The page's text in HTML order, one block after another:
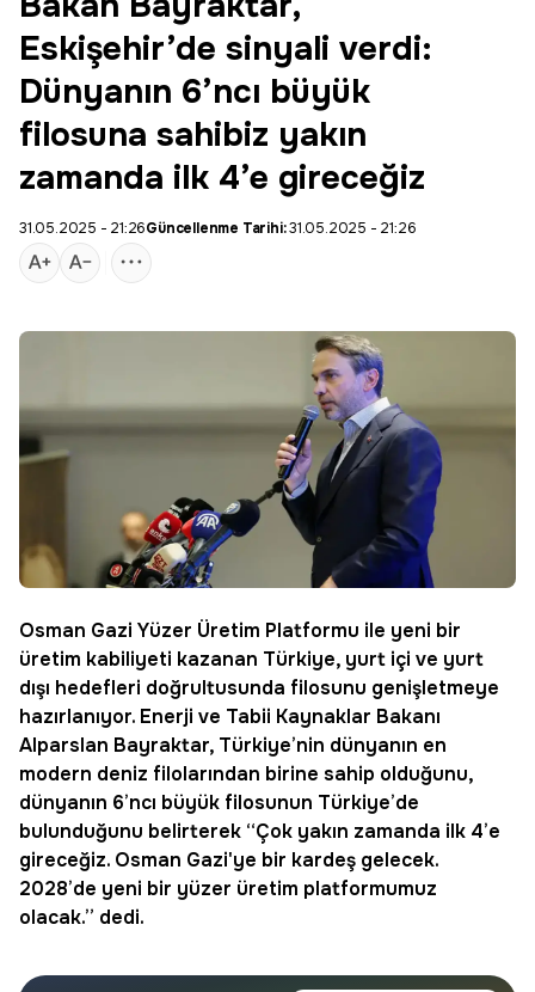
Eskişehir’de sinyali verdi:
Dünyanın 6’ncı büyük
filosuna sahibiz yakın
zamanda ilk 4’e gireceğiz
31.05.2025 - 21:26Güncellenme Tarihi:31.05.2025 - 21:26
Osman Gazi Yüzer Üretim Platformu ile yeni bir
üretim kabiliyeti kazanan Türkiye, yurt içi ve yurt
dışı hedefleri doğrultusunda filosunu genişletmeye
hazırlanıyor. Enerji ve Tabii Kaynaklar Bakanı
Alparslan Bayraktar, Türkiye’nin dünyanın en
modern deniz filolarından birine sahip olduğunu,
dünyanın 6’ncı büyük filosunun Türkiye’de
bulunduğunu belirterek “Çok yakın zamanda ilk 4’e
gireceğiz. Osman Gazi'ye bir kardeş gelecek.
2028’de yeni bir yüzer üretim platformumuz
olacak.” dedi.